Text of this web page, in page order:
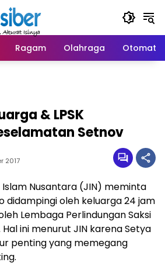
Ragam Olahraga Otomatif
& LPSK
Setnov
2017
Nusantara (JIN) meminta
didampingi oleh keluarga 24 jam
Lembaga Perlindungan Saksi
Hal ini menurut JIN karena Setya
penting yang memegang